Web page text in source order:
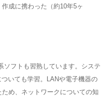
成に携わった（約10年5ヶ
ソフトも習熟しています。システ
いても学習。LANや電子機器の
め、ネットワークについての知